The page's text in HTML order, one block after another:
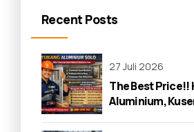
Recent Posts
27 Juli 2026
The Best Price!!
Aluminium,